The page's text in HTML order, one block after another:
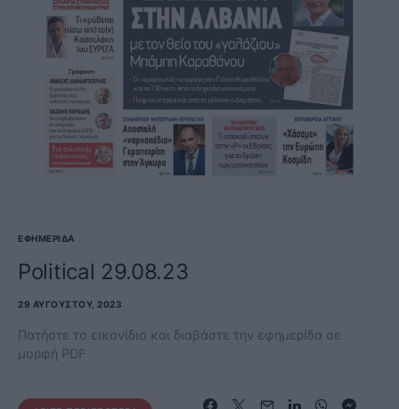
ΕΦΗΜΕΡΊΔΑ
Political 29.08.23
29 ΑΥΓΟΎΣΤΟΥ, 2023
Πατήστε το εικονίδιο και διαβάστε την εφημερίδα σε
μορφή PDF